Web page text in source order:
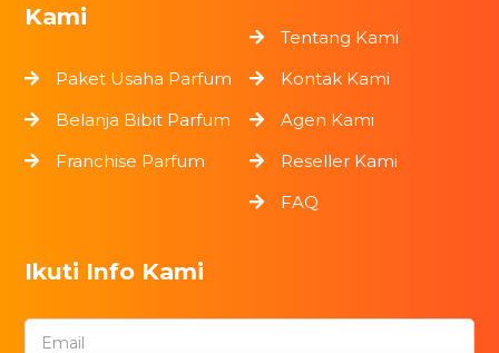
Kami
Paket Usaha Parfum
Belanja Bibit Parfum
Franchise Parfum
Tentang Kami
Kontak Kami
Agen Kami
Reseller Kami
FAQ
Ikuti Info Kami
Email